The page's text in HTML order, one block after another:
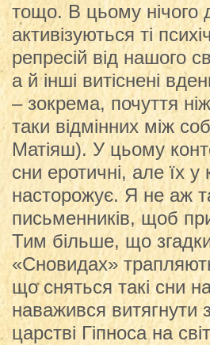
тощо. В цьому нічого
активізуються ті
репресій від нашого
а й інші витіснені
– зокрема, почуття
таки відмінних між
Матіяш). У цьому
сни еротичні, але їх
насторожує. Я не аж
письменників, щоб
Тим більше, що згадки
«Сновидах»
що сняться такі сни
наважився витягнути
царстві Гіпноса на